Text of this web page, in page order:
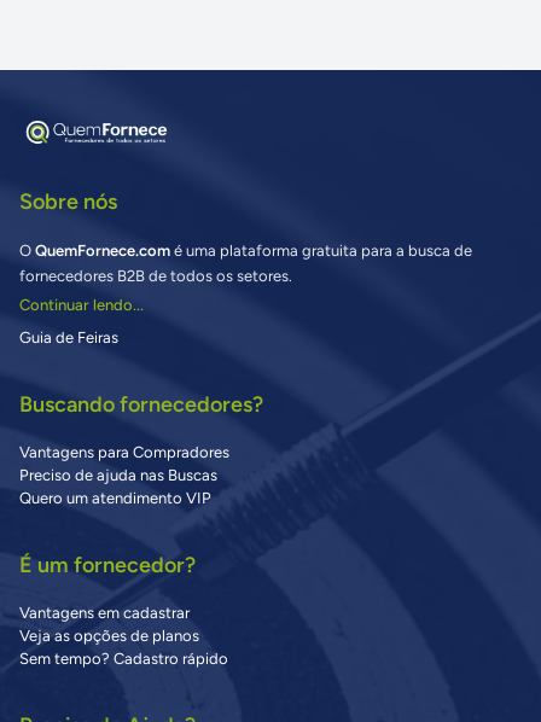
Sobre nós
O QuemFornece.com é uma plataforma gratuita para a busca de
fornecedores B2B de todos os setores.
Continuar lendo...
Guia de Feiras
Buscando fornecedores?
Vantagens para Compradores
Preciso de ajuda nas Buscas
Quero um atendimento VIP
É um fornecedor?
Vantagens em cadastrar
Veja as opções de planos
Sem tempo? Cadastro rápido